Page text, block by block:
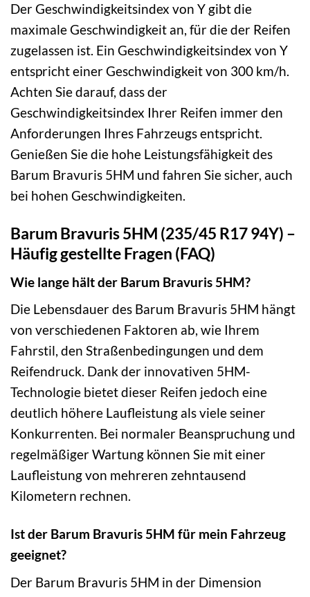
Der Geschwindigkeitsindex von Y gibt die
maximale Geschwindigkeit an, für die der Reifen
zugelassen ist. Ein Geschwindigkeitsindex von Y
entspricht einer Geschwindigkeit von 300 km/h.
Achten Sie darauf, dass der
Geschwindigkeitsindex Ihrer Reifen immer den
Anforderungen Ihres Fahrzeugs entspricht.
Genießen Sie die hohe Leistungsfähigkeit des
Barum Bravuris 5HM und fahren Sie sicher, auch
bei hohen Geschwindigkeiten.
Barum Bravuris 5HM (235/45 R17 94Y) –
Häufig gestellte Fragen (FAQ)
Wie lange hält der Barum Bravuris 5HM?
Die Lebensdauer des Barum Bravuris 5HM hängt
von verschiedenen Faktoren ab, wie Ihrem
Fahrstil, den Straßenbedingungen und dem
Reifendruck. Dank der innovativen 5HM-
Technologie bietet dieser Reifen jedoch eine
deutlich höhere Laufleistung als viele seiner
Konkurrenten. Bei normaler Beanspruchung und
regelmäßiger Wartung können Sie mit einer
Laufleistung von mehreren zehntausend
Kilometern rechnen.
Ist der Barum Bravuris 5HM für mein Fahrzeug
geeignet?
Der Barum Bravuris 5HM in der Dimension